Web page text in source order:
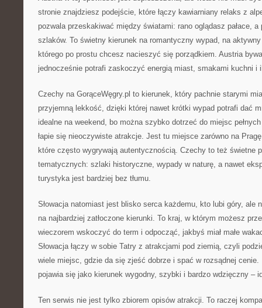
stronie znajdziesz podejście, które łączy kawiarniany relaks z
pozwala przeskakiwać między światami: rano oglądasz pałace, a
szlaków. To świetny kierunek na romantyczny wypad, na
którego po prostu chcesz nacieszyć się porządkiem. Austria
jednocześnie potrafi zaskoczyć energią miast, smakami kuchni i
Czechy na GorąceWęgry.pl to kierunek, który pachnie starymi
przyjemną lekkość, dzięki której nawet krótki wypad potrafi dać
idealne na weekend, bo można szybko dotrzeć do miejsc
łapie się nieoczywiste atrakcje. Jest tu miejsce zarówno na
które często wygrywają autentycznością. Czechy to też świetne
tematycznych: szlaki historyczne, wypady w naturę, a nawet
turystyka jest bardziej bez tłumu.
Słowacja natomiast jest blisko serca każdemu, kto lubi góry, ale
na najbardziej zatłoczone kierunki. To kraj, w którym możesz
wieczorem wskoczyć do term i odpocząć, jakbyś miał małe
Słowacja łączy w sobie Tatry z atrakcjami pod ziemią, czyli
wiele miejsc, gdzie da się zjeść dobrze i spać w rozsądnej cenie.
pojawia się jako kierunek wygodny, szybki i bardzo wdzięczny –
Ten serwis nie jest tylko zbiorem opisów atrakcji. To raczej